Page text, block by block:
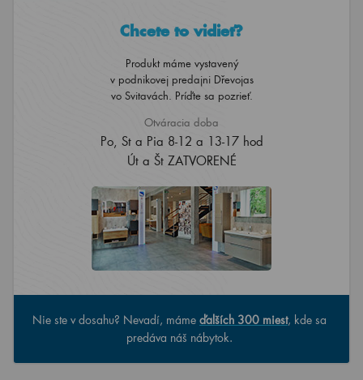
Chcete to vidieť?
Produkt máme vystavený
v podnikovej predajni Dřevojas
vo Svitavách. Príďte sa pozrieť.
Otváracia doba
Po, St a Pia 8-12 a 13-17 hod
Út a Št ZATVORENÉ
Nie ste v dosahu? Nevadí, máme ďalších 300 miest, kde sa
predáva náš nábytok.